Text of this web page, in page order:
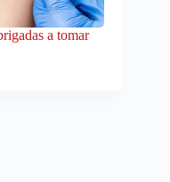
a tomar